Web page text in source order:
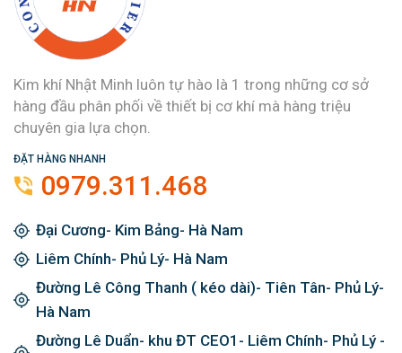
Kim khí Nhật Minh luôn tự hào là 1 trong những cơ sở
hàng đầu phân phối về thiết bị cơ khí mà hàng triệu
chuyên gia lựa chọn.
ĐẶT HÀNG NHANH
0979.311.468
Đại Cương- Kim Bảng- Hà Nam
Liêm Chính- Phủ Lý- Hà Nam
Đường Lê Công Thanh ( kéo dài)- Tiên Tân- Phủ Lý-
Hà Nam
Đường Lê Duẩn- khu ĐT CEO1- Liêm Chính- Phủ Lý -